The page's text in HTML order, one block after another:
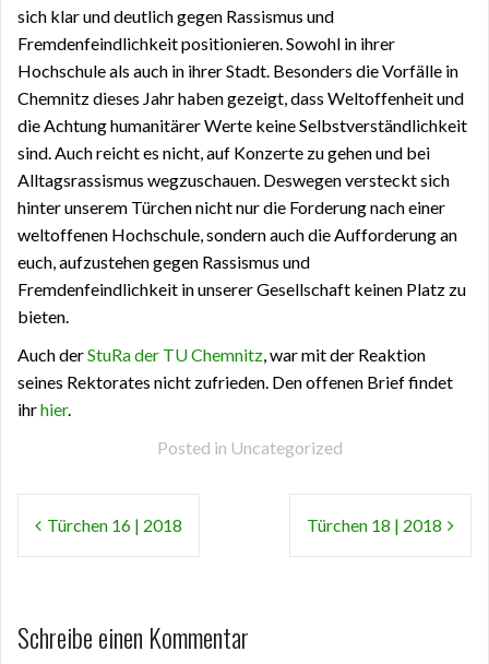
sich klar und deutlich gegen Rassismus und
Fremdenfeindlichkeit positionieren. Sowohl in ihrer
Hochschule als auch in ihrer Stadt. Besonders die Vorfälle in
Chemnitz dieses Jahr haben gezeigt, dass Weltoffenheit und
die Achtung humanitärer Werte keine Selbstverständlichkeit
sind. Auch reicht es nicht, auf Konzerte zu gehen und bei
Alltagsrassismus wegzuschauen. Deswegen versteckt sich
hinter unserem Türchen nicht nur die Forderung nach einer
weltoffenen Hochschule, sondern auch die Aufforderung an
euch, aufzustehen gegen Rassismus und
Fremdenfeindlichkeit in unserer Gesellschaft keinen Platz zu
bieten.
Auch derStuRa der TU Chemnitz, war mit der Reaktion
seines Rektorates nicht zufrieden. Den offenen Brief findet
ihrhier.
Posted in Uncategorized
Beitragsnavigation
Türchen 16 | 2018 Türchen 18 | 2018
Schreibe einen Kommentar